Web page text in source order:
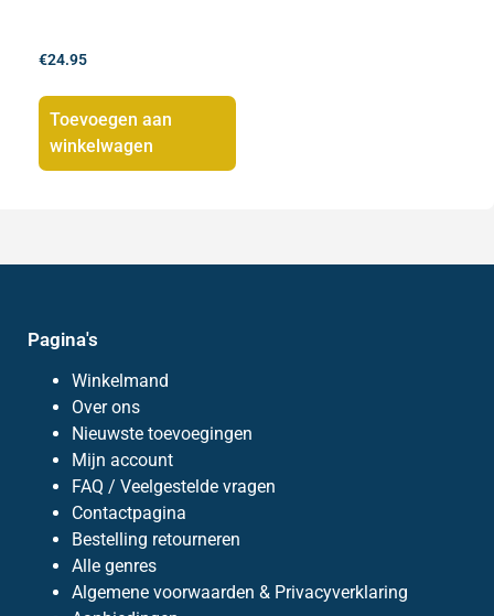
€24.95
Toevoegen aan
winkelwagen
Pagina's
Winkelmand
Over ons
Nieuwste toevoegingen
Mijn account
FAQ / Veelgestelde vragen
Contactpagina
Bestelling retourneren
Alle genres
Algemene voorwaarden & Privacyverklaring